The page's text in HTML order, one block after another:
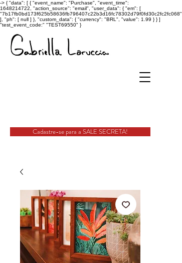
-> { "data": [ { "event_name": "Purchase", "event_time":
1648214722, "action_source": "email", "user_data": { "em": [
"7b17fb0bd173f625b58636fb796407c22b3d16fc78302d79f0fd30c2fc2fc068"
], "ph": [ null ] }, "custom_data": { "currency": "BRL", "value": 1.99 } } ]
"test_event_code:" "TEST69550" }
Cadastre-se para a SALE SECRETA!